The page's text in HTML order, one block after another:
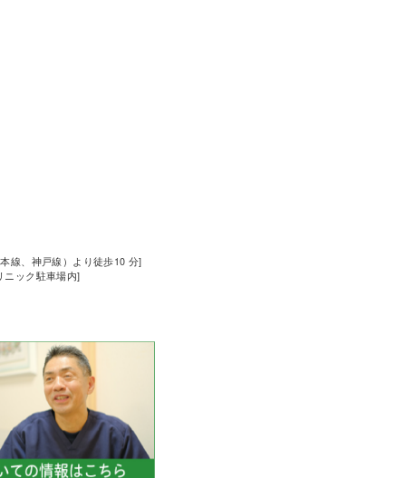
線、神戸線）より徒歩10 分]
ニック駐車場内]